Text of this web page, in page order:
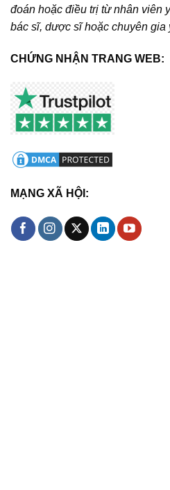
đoán hoặc điều trị từ nhân viên
bác sĩ, dược sĩ hoặc chuyên gia
CHỨNG NHẬN TRANG WEB:
MẠNG XÃ HỘI: